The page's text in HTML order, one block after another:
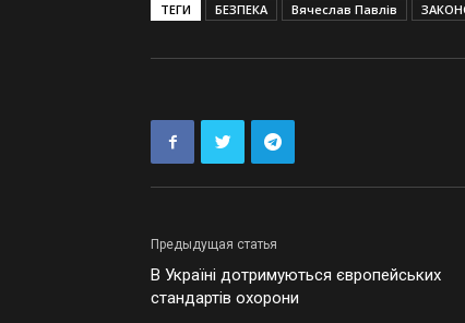
ТЕГИ БЕЗПЕКА Вячеслав Павлів
Предыдущая статья
В Україні дотримуються європейських
стандартів охорони